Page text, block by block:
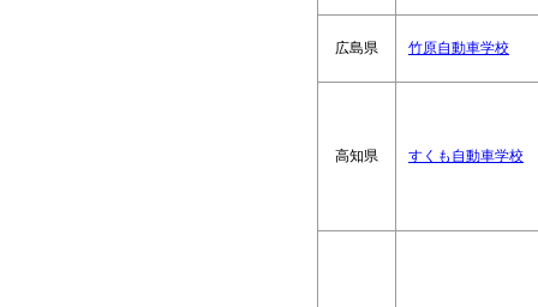
広島県 竹原自動車学校
高知県 すくも自動車学校